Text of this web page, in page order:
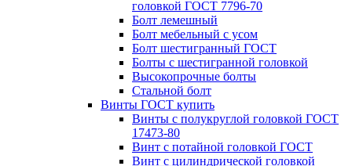
головкой ГОСТ 7796-70
Болт лемешный
Болт мебельный с усом
Болт шестигранный ГОСТ
Болты с шестигранной головкой
Высокопрочные болты
Стальной болт
Винты ГОСТ купить
Винты с полукруглой головкой ГОСТ
17473-80
Винт с потайной головкой ГОСТ
Винт с цилиндрической головкой